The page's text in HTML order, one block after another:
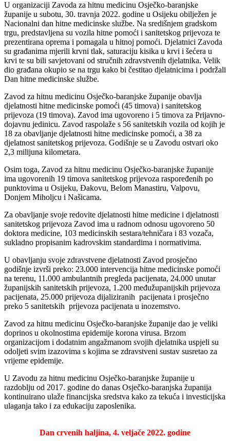
U organizaciji Zavoda za hitnu medicinu Osječko-baranjske
županije u subotu, 30. travnja 2022. godine u Osijeku obilježen je
Nacionalni dan hitne medicinske službe. Na središnjem gradskom
trgu, predstavljena su vozila hitne pomoći i sanitetskog prijevoza te
prezentirana oprema i pomagala u hitnoj pomoći. Djelatnici Zavoda
su građanima mjerili krvni tlak, saturaciju kisika u krvi i šećera u
krvi te su bili savjetovani od stručnih zdravstvenih djelatnika. Velik
dio građana okupio se na trgu kako bi čestitao djelatnicima i podržali
Dan hitne medicinske službe.
Zavod za hitnu medicinu Osječko-baranjske županije obavlja
djelatnosti hitne medicinske pomoći (45 timova) i sanitetskog
prijevoza (19 timova). Zavod ima ugovoreno i 5 timova za Prijavno-
dojavnu jedinicu. Zavod raspolaže s 56 sanitetskih vozila od kojih je
18 za obavljanje djelatnosti hitne medicinske pomoći, a 38 za
djelatnost sanitetskog prijevoza. Godišnje se u Zavodu ostvari oko
2,3 milijuna kilometara.
Osim toga, Zavod za hitnu medicinu Osječko-baranjske županije
ima ugovorenih 19 timova sanitetskog prijevoza raspoređenih po
punktovima u Osijeku, Đakovu, Belom Manastiru, Valpovu,
Donjem Miholjcu i Našicama.
Za obavljanje svoje redovite djelatnosti hitne medicine i djelatnosti
sanitetskog prijevoza Zavod ima u radnom odnosu ugovoreno 50
doktora medicine, 103 medicinskih sestara/tehničara i 83 vozača,
sukladno propisanim kadrovskim standardima i normativima.
U obavljanju svoje zdravstvene djelatnosti Zavod prosječno
godišnje izvrši preko: 23.000 intervencija hitne medicinske pomoći
na terenu, 11.000 ambulantnih pregleda pacijenata, 24.000 unutar
županijskih sanitetskih prijevoza, 1.200 međužupanijskih prijevoza
pacijenata, 25.000 prijevoza dijaliziranih pacijenata i prosječno
preko 5 sanitetskih prijevoza pacijenata u inozemstvo.
Zavod za hitnu medicinu Osječko-baranjske županije dao je veliki
doprinos u okolnostima epidemije korona virusa. Brzom
organizacijom i dodatnim angažmanom svojih djelatnika uspjeli su
odoljeti svim izazovima s kojima se zdravstveni sustav susretao za
vrijeme epidemije.
U Zavodu za hitnu medicinu Osječko-baranjske županije u
razdoblju od 2017. godine do danas Osječko-baranjska županija
kontinuirano ulaže financijska sredstva kako za tekuća i investicijska
ulaganja tako i za edukaciju zaposlenika.
Dan crvenih haljina, 4. veljače 2022. godine